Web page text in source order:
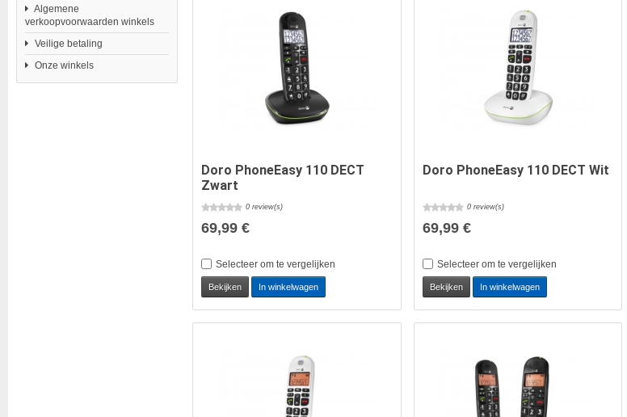
Algemene
verkoopvoorwaarden winkels
Veilige betaling
Onze winkels
Doro PhoneEasy 110 DECT
Zwart
0 review(s)
69,99 €
Selecteer om te vergelijken
Bekijken In winkelwagen
Doro PhoneEasy 110 DECT Wit
0 review(s)
69,99 €
Selecteer om te vergelijken
Bekijken In winkelwagen